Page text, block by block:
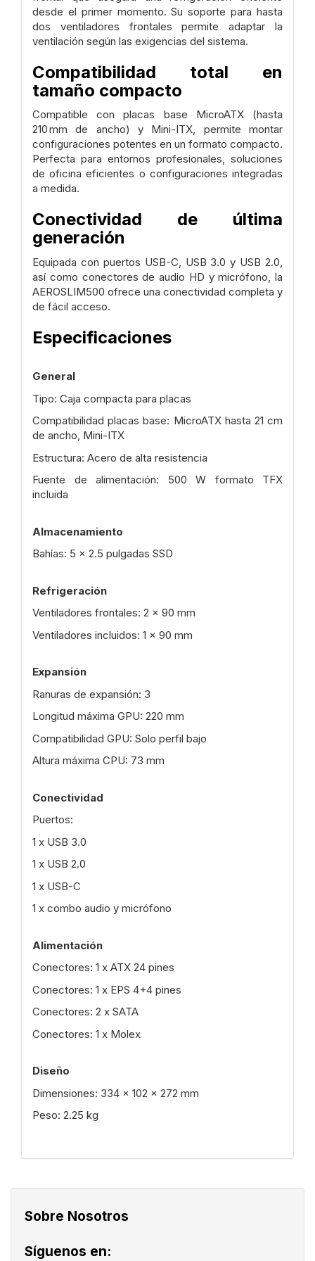
desde el primer momento. Su soporte para hasta
dos ventiladores frontales permite adaptar la
ventilación según las exigencias del sistema.
Compatibilidad total en
tamaño compacto
Compatible con placas base MicroATX (hasta
210 mm de ancho) y Mini-ITX, permite montar
configuraciones potentes en un formato compacto.
Perfecta para entornos profesionales, soluciones
de oficina eficientes o configuraciones integradas
a medida.
Conectividad de última
generación
Equipada con puertos USB-C, USB 3.0 y USB 2.0,
así como conectores de audio HD y micrófono, la
AEROSLIM500 ofrece una conectividad completa y
de fácil acceso.
Especificaciones
General
Tipo: Caja compacta para placas
Compatibilidad placas base: MicroATX hasta 21 cm
de ancho, Mini-ITX
Estructura: Acero de alta resistencia
Fuente de alimentación: 500 W formato TFX
incluida
Almacenamiento
Bahías: 5 x 2.5 pulgadas SSD
Refrigeración
Ventiladores frontales: 2 x 90 mm
Ventiladores incluidos: 1 x 90 mm
Expansión
Ranuras de expansión: 3
Longitud máxima GPU: 220 mm
Compatibilidad GPU: Solo perfil bajo
Altura máxima CPU: 73 mm
Conectividad
Puertos:
1 x USB 3.0
1 x USB 2.0
1 x USB-C
1 x combo audio y micrófono
Alimentación
Conectores: 1 x ATX 24 pines
Conectores: 1 x EPS 4+4 pines
Conectores: 2 x SATA
Conectores: 1 x Molex
Diseño
Dimensiones: 334 x 102 x 272 mm
Peso: 2.25 kg
Sobre Nosotros
Síguenos en: